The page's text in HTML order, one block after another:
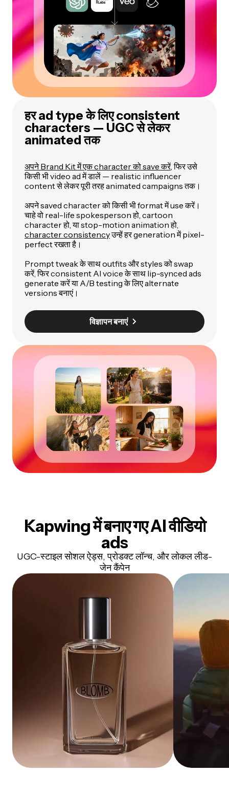
हर ad type के लिए consistent
characters — UGC से लेकर
animated तक
अपने Brand Kit में एक character को save करें, फिर उसे
किसी भी video ad में डालें — realistic influencer
content से लेकर पूरी तरह animated campaigns तक।
अपने saved character को किसी भी format में use करें।
चाहे वो real-life spokesperson हो, cartoon
character हो, या stop-motion animation हो,
character consistencyउन्हें हर generation में pixel-
perfect रखता है।
Prompt tweak के साथ outfits और styles को swap
करें, फिर consistent AI voice के साथ lip-synced ads
generate करें या A/B testing के लिए alternate
versions बनाएं।
विज्ञापन बनाएं
Kapwing में बनाए गए AI वीडियो
ads
UGC-स्टाइल सोशल ऐड्स, प्रोडक्ट लॉन्च, और लोकल लीड-
जेन कैंपेन